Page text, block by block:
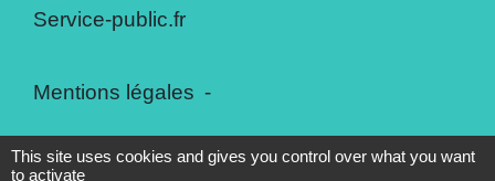
Service-public.fr
Mentions légales -
Politique de confidentialité - Accessibilité -
This site uses cookies and gives you control over what you want
to activate